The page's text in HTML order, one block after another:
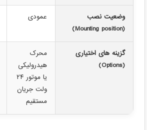
وضعیت نصب
(Mounting position)
عمودی
گزینه های اختیاری
(Options)
محرک
هیدرولیکی
یا موتور ۲۴
ولت جریان
مستقیم